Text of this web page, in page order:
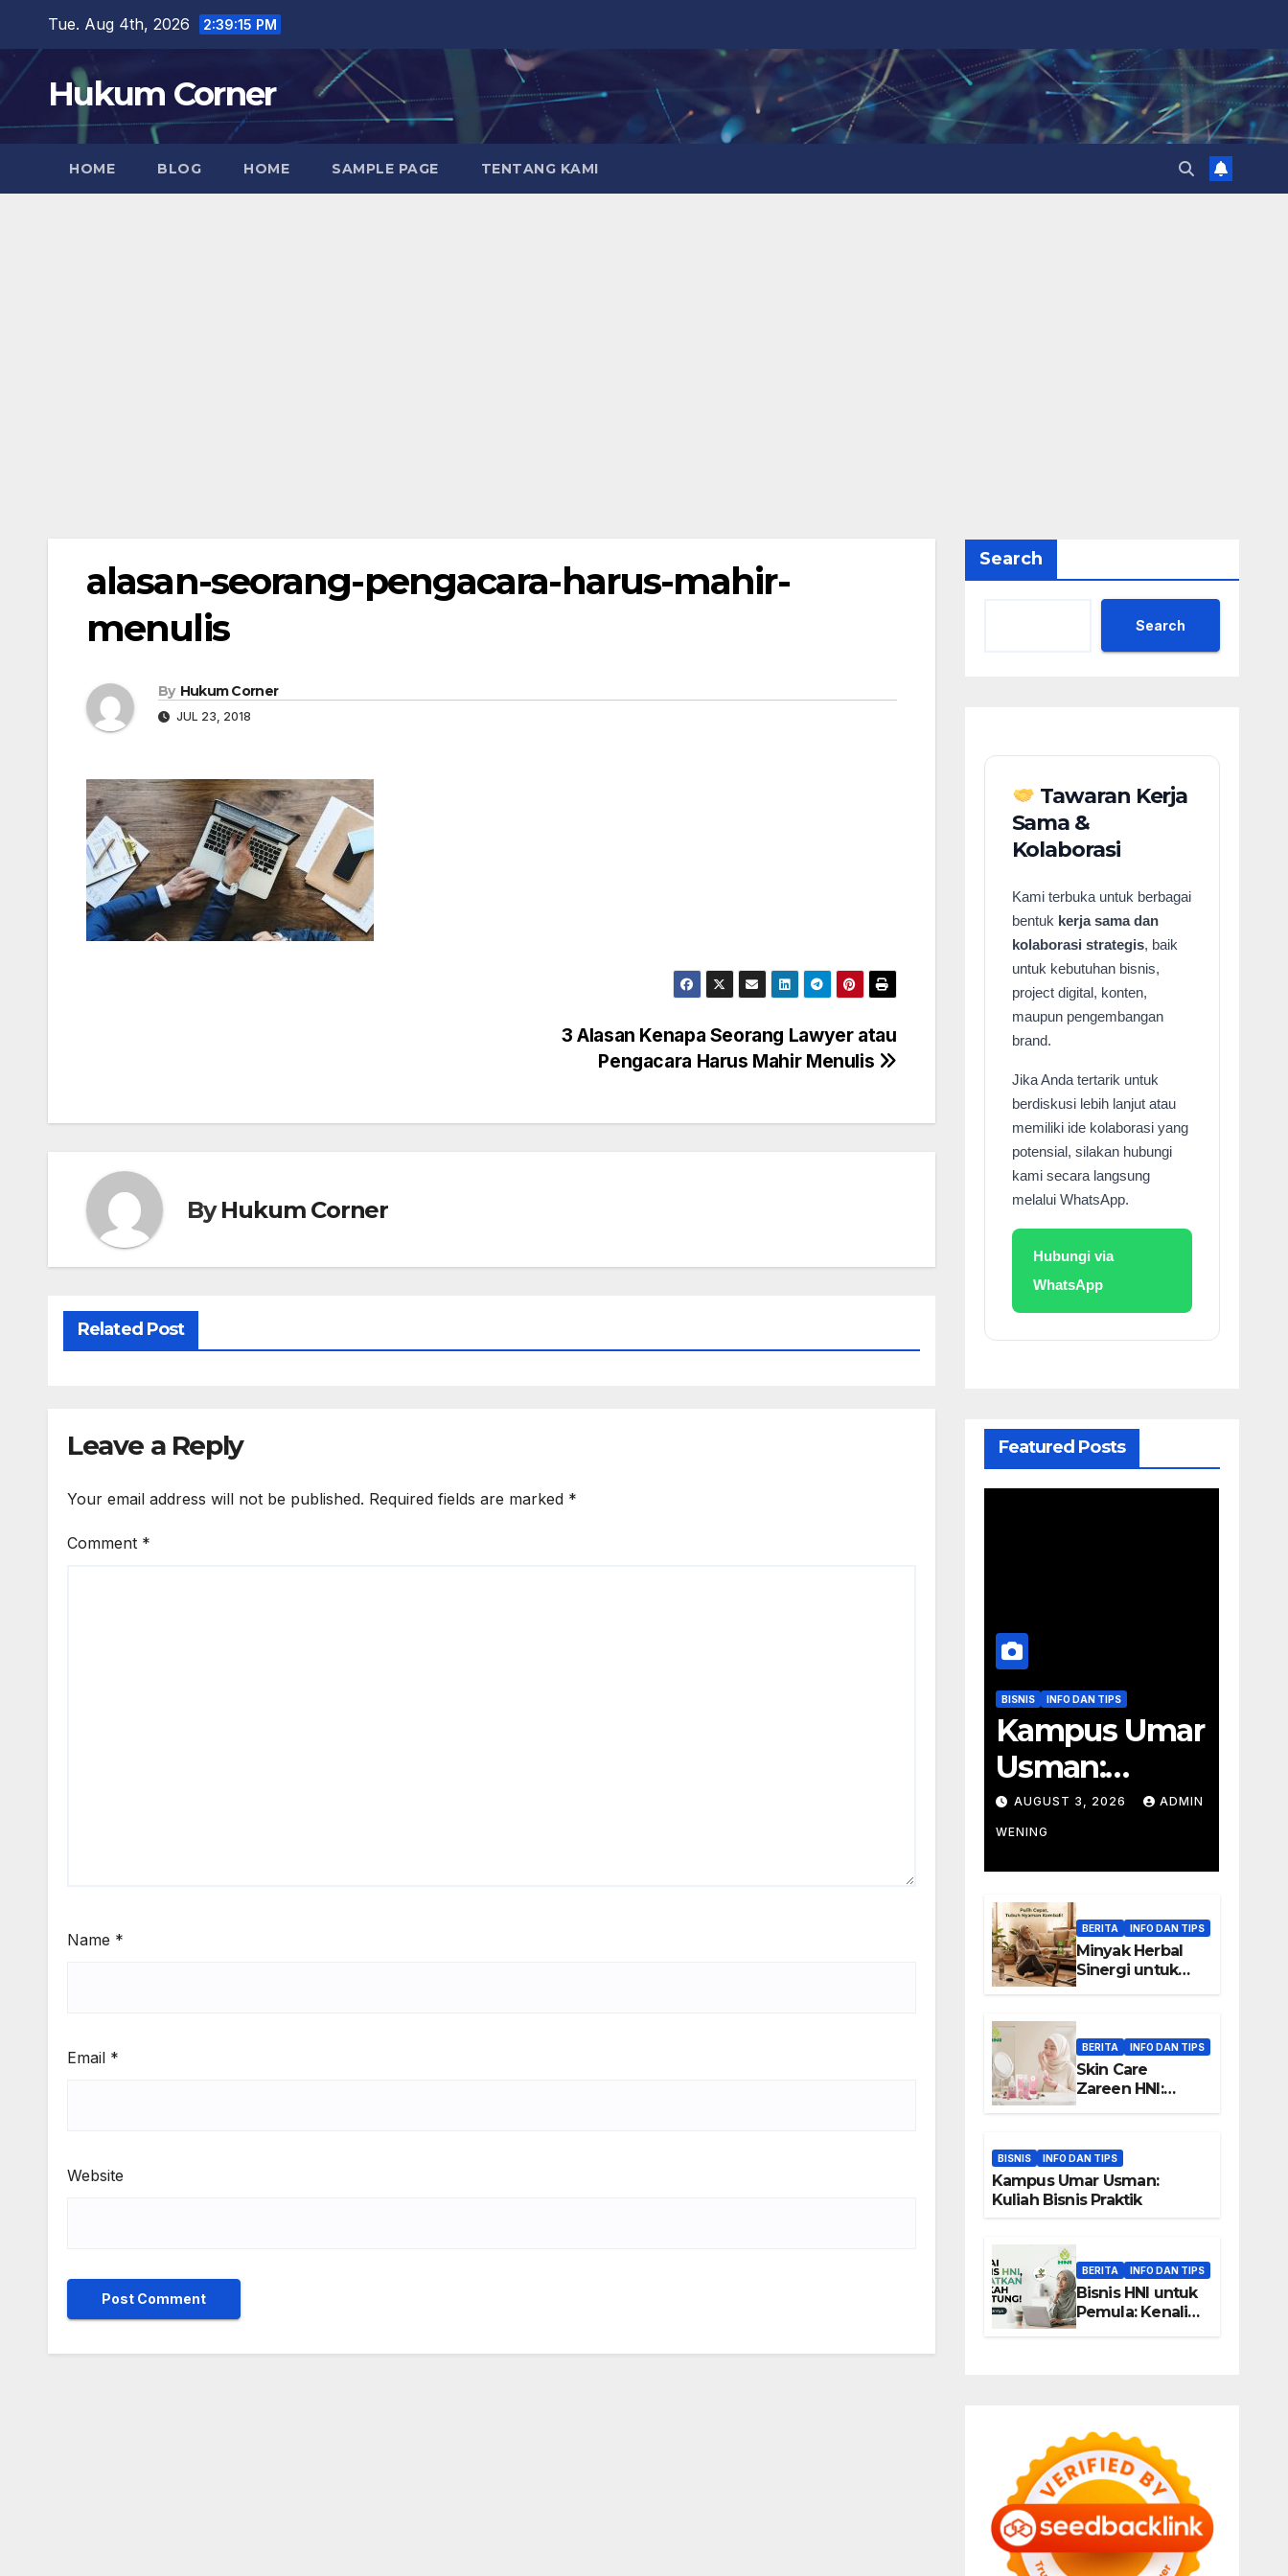
content
Tue. Aug 4th, 2026 2:39:16 PM
Hukum Corner
HOME BLOG HOME SAMPLE PAGE TENTANG KAMI
alasan-seorang-pengacara-harus-mahir-
menulis
By Hukum Corner
JUL 23, 2018
3 Alasan Kenapa Seorang Lawyer atau
Pengacara Harus Mahir Menulis
ByHukum Corner
Related Post
Leave a Reply
Your email address will not be published. Required fields are marked *
Comment *
Name *
Email *
Website
Search
Search
Tawaran Kerja
Sama &
Kolaborasi
Kami terbuka untuk berbagai
bentuk kerja sama dan
kolaborasi strategis, baik
untuk kebutuhan bisnis,
project digital, konten,
maupun pengembangan
brand.
Jika Anda tertarik untuk
berdiskusi lebih lanjut atau
memiliki ide kolaborasi yang
potensial, silakan hubungi
kami secara langsung
melalui WhatsApp.
Hubungi via
WhatsApp
Featured Posts
BISNIS INFO DAN TIPS
Kampus Umar
Usman:
Pendidikan
Wirausaha
AUGUST 3, 2026 ADMIN
WENING
BERITA INFO DAN TIPS
Minyak Herbal
Sinergi untuk
Rutinitas Setelah
BERITA INFO DAN TIPS
Skin Care
Zareen HNI:
Keunggulan dan
BISNIS INFO DAN TIPS
Kampus Umar Usman:
Kuliah Bisnis Praktik
BERITA INFO DAN TIPS
Bisnis HNI untuk
Pemula: Kenali
Peluang Usaha